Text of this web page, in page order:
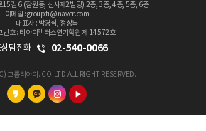
15길 6 (잠원동, 신사제2빌딩) 2층, 3층, 4층, 5층, 6층
이메일 : groupti@naver.com
대표자 : 박영식, 정상복
번호 : 티아이액터스연기학원 제 14572호
담전화 02-540-0066
그룹티아이. CO.LTD ALL RIGHT RESERVED.